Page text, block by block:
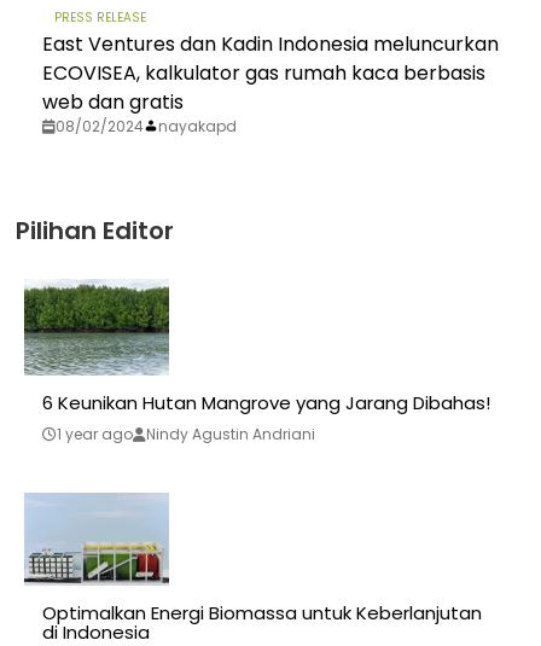
PRESS RELEASE
East Ventures dan Kadin Indonesia meluncurkan
ECOVISEA, kalkulator gas rumah kaca berbasis
web dan gratis
08/02/2024 nayakapd
Pilihan Editor
6 Keunikan Hutan Mangrove yang Jarang Dibahas!
1 year ago Nindy Agustin Andriani
Optimalkan Energi Biomassa untuk Keberlanjutan
di Indonesia